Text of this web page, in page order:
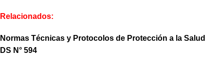
Relacionados:
Normas Técnicas y Protocolos de Protección a la Salud
DS N° 594